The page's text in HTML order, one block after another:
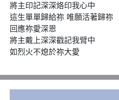
將主印記深深烙印我心中
這生單單歸給祢 唯願活著歸祢
回應祢愛深恩
將主戴上深深戳記我臂中
如烈火不熄於祢大愛